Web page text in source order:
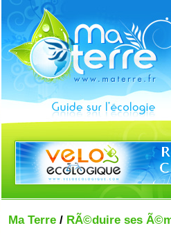
Ma Terre/ RÃ©duire ses